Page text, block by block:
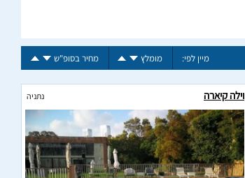
מיין לפי: מומלץ מחיר בסופ"ש
וילה קיארה נתניה